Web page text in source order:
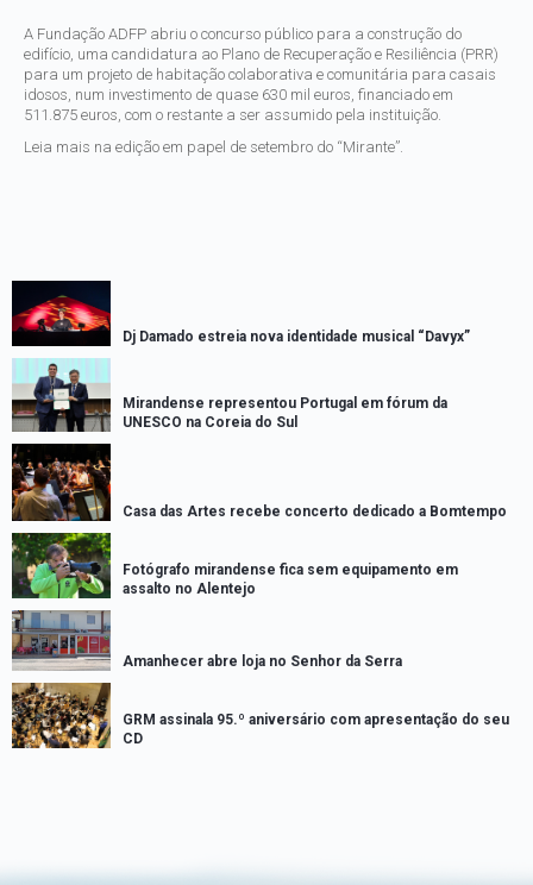
A Fundação ADFP abriu o concurso público para a construção do
edifício, uma candidatura ao Plano de Recuperação e Resiliência (PRR)
para um projeto de habitação colaborativa e comunitária para casais
idosos, num investimento de quase 630 mil euros, financiado em
511.875 euros, com o restante a ser assumido pela instituição.
Leia mais na edição em papel de setembro do “Mirante”.
Dj Damado estreia nova identidade musical “Davyx”
Mirandense representou Portugal em fórum da
UNESCO na Coreia do Sul
Casa das Artes recebe concerto dedicado a Bomtempo
Fotógrafo mirandense fica sem equipamento em
assalto no Alentejo
Amanhecer abre loja no Senhor da Serra
GRM assinala 95.º aniversário com apresentação do seu
CD